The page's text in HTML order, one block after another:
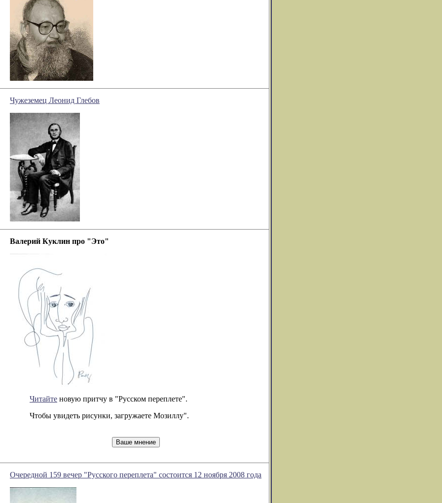
Чужеземец Леонид Глебов
Валерий Куклин про "Это"
Читайте новую притчу в "Русском переплете".
Чтобы увидеть рисунки, загружаете Мозиллу".
Очередной 159 вечер "Русского переплета" состоится 12 ноября 2008 года